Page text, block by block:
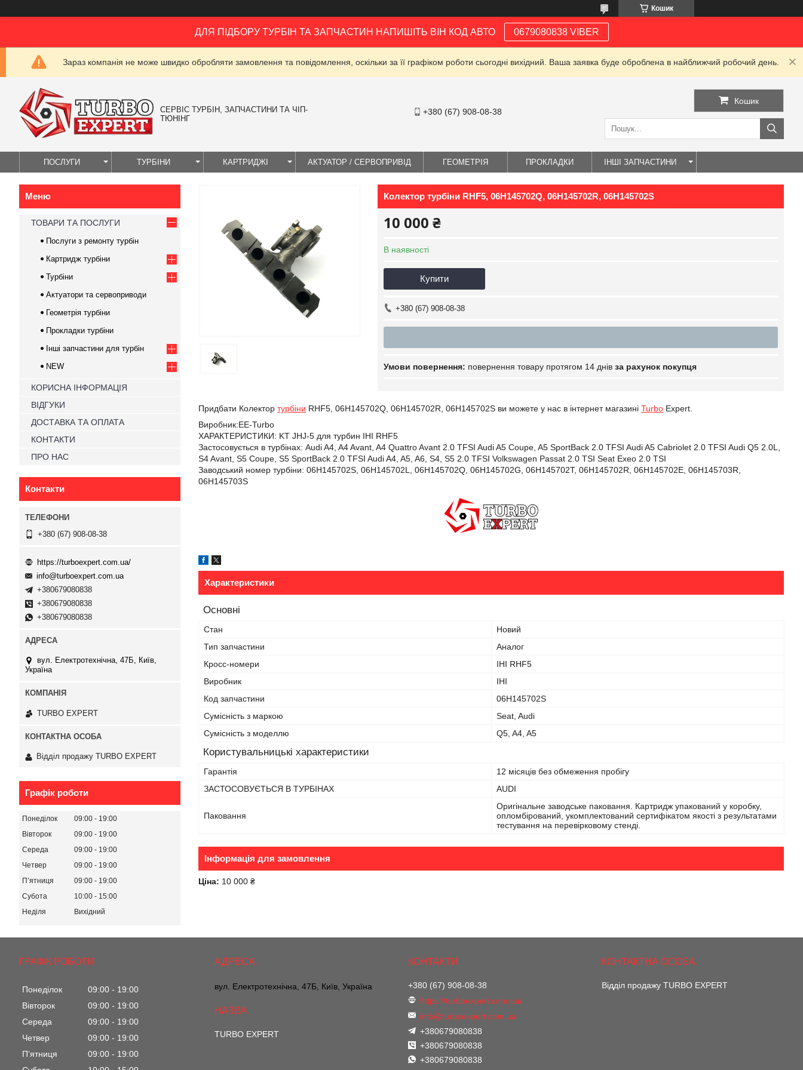
Кошик
ДЛЯ ПІДБОРУ ТУРБІН ТА ЗАПЧАСТИН НАПИШІТЬ ВІН КОД АВТО 0679080838 VIBER
Зараз компанія не може швидко обробляти замовлення та повідомлення, оскільки за її графіком роботи сьогодні вихідний. Ваша заявка буде оброблена в найближчий робочий день.
СЕРВІС ТУРБІН, ЗАПЧАСТИНИ ТА ЧІП-
ТЮНІНГ
+380 (67) 908-08-38
Кошик
ПОСЛУГИ ТУРБІНИ КАРТРИДЖІ АКТУАТОР / СЕРВОПРИВІД ГЕОМЕТРІЯ ПРОКЛАДКИ ІНШІ ЗАПЧАСТИНИ
Колектор турбіни RHF5, 06H145702Q, 06H145702R, 06H145702S
10 000 ₴
В наявності
Купити
+380 (67) 908-08-38
повернення товару протягом 14 днів за рахунок покупця
Придбати Колектор турбіни RHF5, 06H145702Q, 06H145702R, 06H145702S ви можете у нас в інтернет магазині Turbo Expert.
Виробник:EE-Turbo
ХАРАКТЕРИСТИКИ: KT JHJ-5 для турбин IHI RHF5
Застосовується в турбінах: Audi A4, A4 Avant, A4 Quattro Avant 2.0 TFSI Audi A5 Coupe, A5 SportBack 2.0 TFSI Audi A5 Cabriolet 2.0 TFSI Audi Q5 2.0L,
S4 Avant, S5 Coupe, S5 SportBack 2.0 TFSI Audi A4, A5, A6, S4, S5 2.0 TFSI Volkswagen Passat 2.0 TSI Seat Exeo 2.0 TSI
Заводський номер турбіни: 06H145702S, 06H145702L, 06H145702Q, 06H145702G, 06H145702T, 06H145702R, 06H145702E, 06H145703R,
06H145703S
Характеристики
Основні
Стан
Новий
Тип запчастини
Аналог
Кросс-номери
IHI RHF5
Виробник
IHI
Код запчастини
06H145702S
Сумісність з маркою
Seat, Audi
Сумісність з моделлю
Q5, A4, A5
Користувальницькі характеристики
Гарантія
12 місяців без обмеження пробігу
ЗАСТОСОВУЄТЬСЯ В ТУРБІНАХ
AUDI
Паковання
Оригінальне заводське паковання. Картридж упакований у коробку,
опломбірований, укомплектований сертифікатом якості з результатами
тестування на перевірковому стенді.
Інформація для замовлення
Ціна: 10 000 ₴
ТОВАРИ ТА ПОСЛУГИ
Послуги з ремонту турбін
Картридж турбіни
Турбіни
Актуатори та сервоприводи
Геометрія турбіни
Прокладки турбіни
Інші запчастини для турбін
NEW
КОРИСНА ІНФОРМАЦІЯ
ВІДГУКИ
ДОСТАВКА ТА ОПЛАТА
КОНТАКТИ
ПРО НАС
Контакти
+380 (67) 908-08-38
https://turboexpert.com.ua/
info@turboexpert.com.ua
+380679080838
+380679080838
+380679080838
вул. Електротехнічна, 47Б, Київ,
Україна
TURBO EXPERT
Відділ продажу TURBO EXPERT
Графік роботи
Понеділок 09:00
19:00
Вівторок
09:00
19:00
Середа
09:00
19:00
Четвер
09:00
19:00
Пʼятниця
09:00
19:00
Субота
10:00
15:00
Неділя
Вихідний
ГРАФІК РОБОТИ
Понеділок 09:00
19:00
Вівторок
09:00
19:00
Середа
09:00
19:00
Четвер
09:00
19:00
Пʼятниця
09:00
19:00
вул. Електротехнічна, 47Б, Київ, Україна
TURBO EXPERT
+380 (67) 908-08-38
https://turboexpert.com.ua/
info@turboexpert.com.ua
+380679080838
+380679080838
+380679080838
Відділ продажу TURBO EXPERT